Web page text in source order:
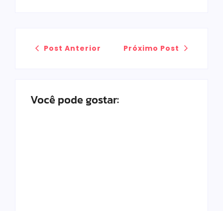
Post Anterior Próximo Post
Você pode gostar: